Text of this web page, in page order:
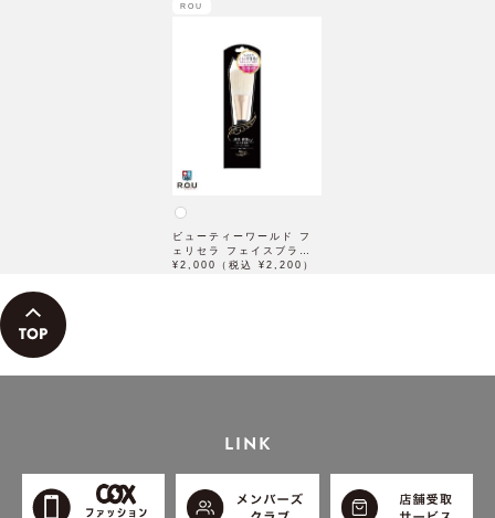
ROU
ビューティーワールド フ
ェリセラ フェイスブラシ
FEBR2000
¥2,000（税込 ¥2,200）
LINK